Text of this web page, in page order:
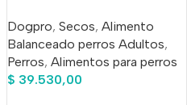
7.5 Kg
Dogpro, Secos, Alimento
Balanceado perros Adultos,
Perros, Alimentos para perros
$ 39.530,00